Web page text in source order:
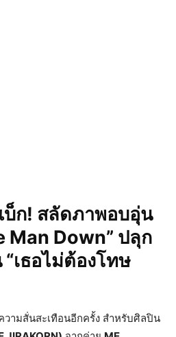
บ็ก! สลัดภาพอบอุ่น
Man Down” ปลุก
เธอไม่ต้องโทษ
วามสั่นสะเทือนอีกครั้ง สำหรับศิลปิน